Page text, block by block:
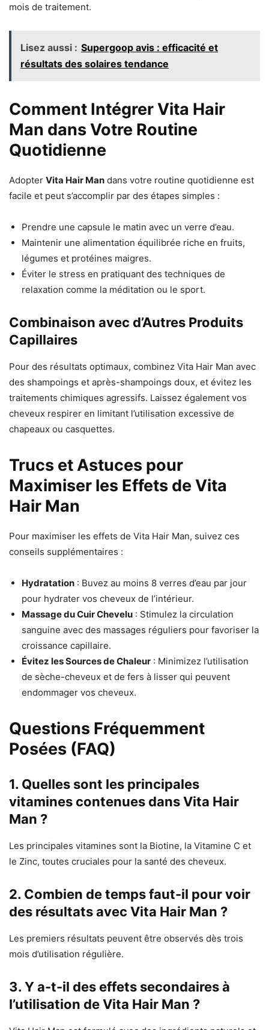
mois de traitement.
Lisez aussi : Supergoop avis : efficacité et
résultats des solaires tendance
Comment Intégrer Vita Hair
Man dans Votre Routine
Quotidienne
Adopter Vita Hair Man dans votre routine quotidienne est
facile et peut s’accomplir par des étapes simples :
Prendre une capsule le matin avec un verre d’eau.
Maintenir une alimentation équilibrée riche en fruits,
légumes et protéines maigres.
Éviter le stress en pratiquant des techniques de
relaxation comme la méditation ou le sport.
Combinaison avec d’Autres Produits
Capillaires
Pour des résultats optimaux, combinez Vita Hair Man avec
des shampoings et après-shampoings doux, et évitez les
traitements chimiques agressifs. Laissez également vos
cheveux respirer en limitant l’utilisation excessive de
chapeaux ou casquettes.
Trucs et Astuces pour
Maximiser les Effets de Vita
Hair Man
Pour maximiser les effets de Vita Hair Man, suivez ces
conseils supplémentaires :
Hydratation : Buvez au moins 8 verres d’eau par jour
pour hydrater vos cheveux de l’intérieur.
Massage du Cuir Chevelu : Stimulez la circulation
sanguine avec des massages réguliers pour favoriser la
croissance capillaire.
Évitez les Sources de Chaleur : Minimizez l’utilisation
de sèche-cheveux et de fers à lisser qui peuvent
endommager vos cheveux.
Questions Fréquemment
Posées (FAQ)
1. Quelles sont les principales
vitamines contenues dans Vita Hair
Man ?
Les principales vitamines sont la Biotine, la Vitamine C et
le Zinc, toutes cruciales pour la santé des cheveux.
2. Combien de temps faut-il pour voir
des résultats avec Vita Hair Man ?
Les premiers résultats peuvent être observés dès trois
mois d’utilisation régulière.
3. Y a-t-il des effets secondaires à
l’utilisation de Vita Hair Man ?